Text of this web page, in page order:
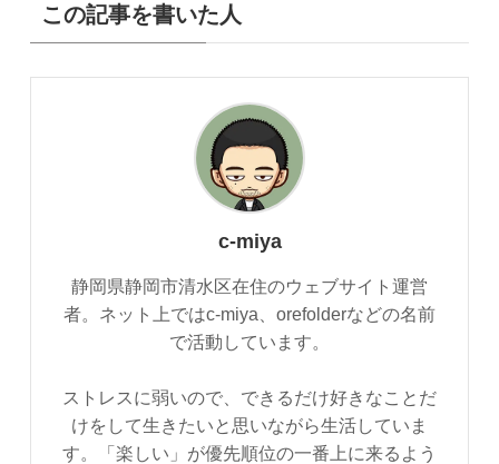
この記事を書いた人
c-miya
静岡県静岡市清水区在住のウェブサイト運営
者。ネット上ではc-miya、orefolderなどの名前
で活動しています。
ストレスに弱いので、できるだけ好きなことだ
けをして生きたいと思いながら生活していま
す。「楽しい」が優先順位の一番上に来るよう